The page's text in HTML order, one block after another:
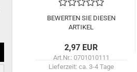
BEWERTEN SIE DIESEN
ARTIKEL
2,97 EUR
Art.Nr.: 0701010111
Lieferzeit: ca. 3-4 Tage